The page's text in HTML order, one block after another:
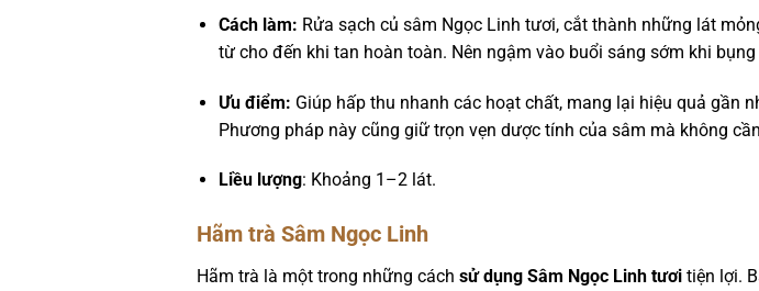
Cách làm: Rửa sạch củ sâm Ngọc Linh tươi, cắt thành những lát
từ cho đến khi tan hoàn toàn. Nên ngậm vào buổi sáng sớm khi
Ưu điểm: Giúp hấp thu nhanh các hoạt chất, mang lại hiệu quả gần
Phương pháp này cũng giữ trọn vẹn dược tính của sâm mà không
Liều lượng: Khoảng 1–2 lát.
Hãm trà Sâm Ngọc Linh
Hãm trà là một trong những cách sử dụng Sâm Ngọc Linh tươitiện lợi.